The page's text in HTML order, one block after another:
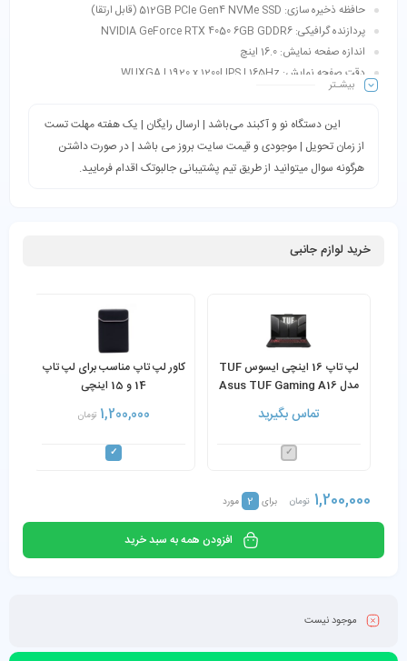
حافظه ذخیره سازی: 512GB PCIe Gen4 NVMe SSD (قابل ارتقا)
پردازنده گرافیکی: NVIDIA GeForce RTX 4050 6GB GDDR6
اندازه صفحه نمایش: 16.0 اینچ
دقت صفحه نمایش: WUXGA | 1920 x 1200| IPS | 165Hz
طبقه‌بندی: گیمینگ، طراحی، تدوین، معماری و نقشه کشی, مهندسی و…
بیشـتر
این دستگاه نو و آکبند می‌باشد | ارسال رایگان | یک هفته مهلت تست
از زمان تحویل | موجودی و قیمت سایت بروز می باشد | در صورت داشتن
هرگونه سوال میتوانید از طریق تیم پشتیبانی جالبوتک اقدام فرمایید.
خرید لوازم جانبی
لپ تاپ 16 اینچی ایسوس TUF
مدل Asus TUF Gaming A16
FA607NUG Ryzen R7-
7445HS 16GB RAM 512GB
همراه با ویندوز 11 اورجینال)
تماس بگیرید
کاور لپ تاپ مناسب برای لپ تاپ
14 و 15 اینچی
1,200,000 تومان
1,200,000 تومان برای 2 مورد
افزودن همه به سبد خرید
موجود نیست